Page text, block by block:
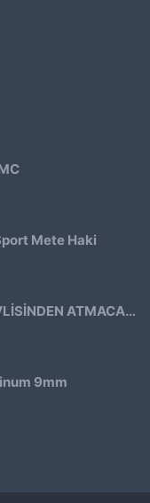
Mete Haki
EMEKLİ EMNİYET GÖREVLİSİNDEN ATMACA 53 KLASİK14
9mm